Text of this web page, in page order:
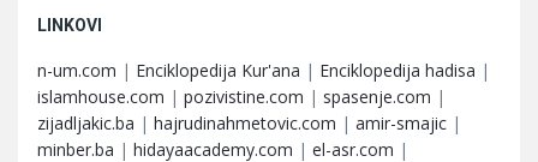
LINKOVI
n-um.com | Enciklopedija Kur'ana | Enciklopedija hadisa |
islamhouse.com | pozivistine.com | spasenje.com |
zijadljakic.ba | hajrudinahmetovic.com | amir-smajic |
minber.ba | hidayaacademy.com | el-asr.com |